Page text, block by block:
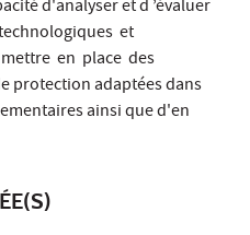
d'analyser et d ’évaluer
et
en place des
protection adaptées dans
ainsi que d'en